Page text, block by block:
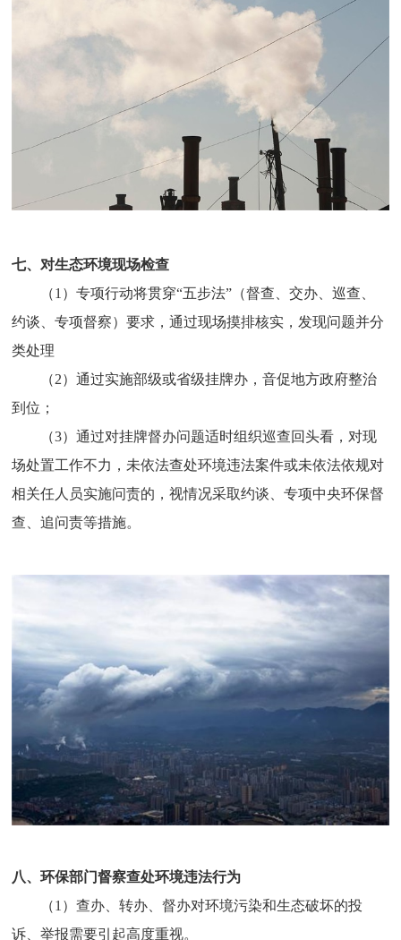
七、对生态环境现场检查
（1）专项行动将贯穿“五步法”（督查、交办、巡查、
约谈、专项督察）要求，通过现场摸排核实，发现问题并分
类处理
（2）通过实施部级或省级挂牌办，音促地方政府整治
到位；
（3）通过对挂牌督办问题适时组织巡查回头看，对现
场处置工作不力，未依法查处环境违法案件或未依法依规对
相关任人员实施问责的，视情况采取约谈、专项中央环保督
查、追问责等措施。
八、环保部门督察查处环境违法行为
（1）查办、转办、督办对环境污染和生态破坏的投
诉、举报需要引起高度重视。